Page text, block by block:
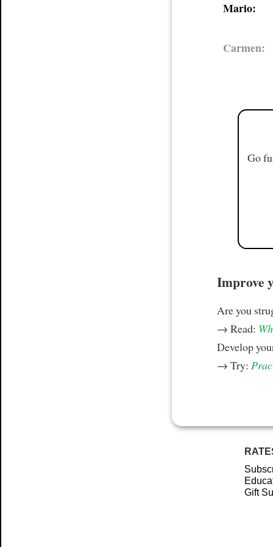
Mario:
Carmen:
Go
Improve
Are you
→ Read:
Develop
→ Try:
Gift